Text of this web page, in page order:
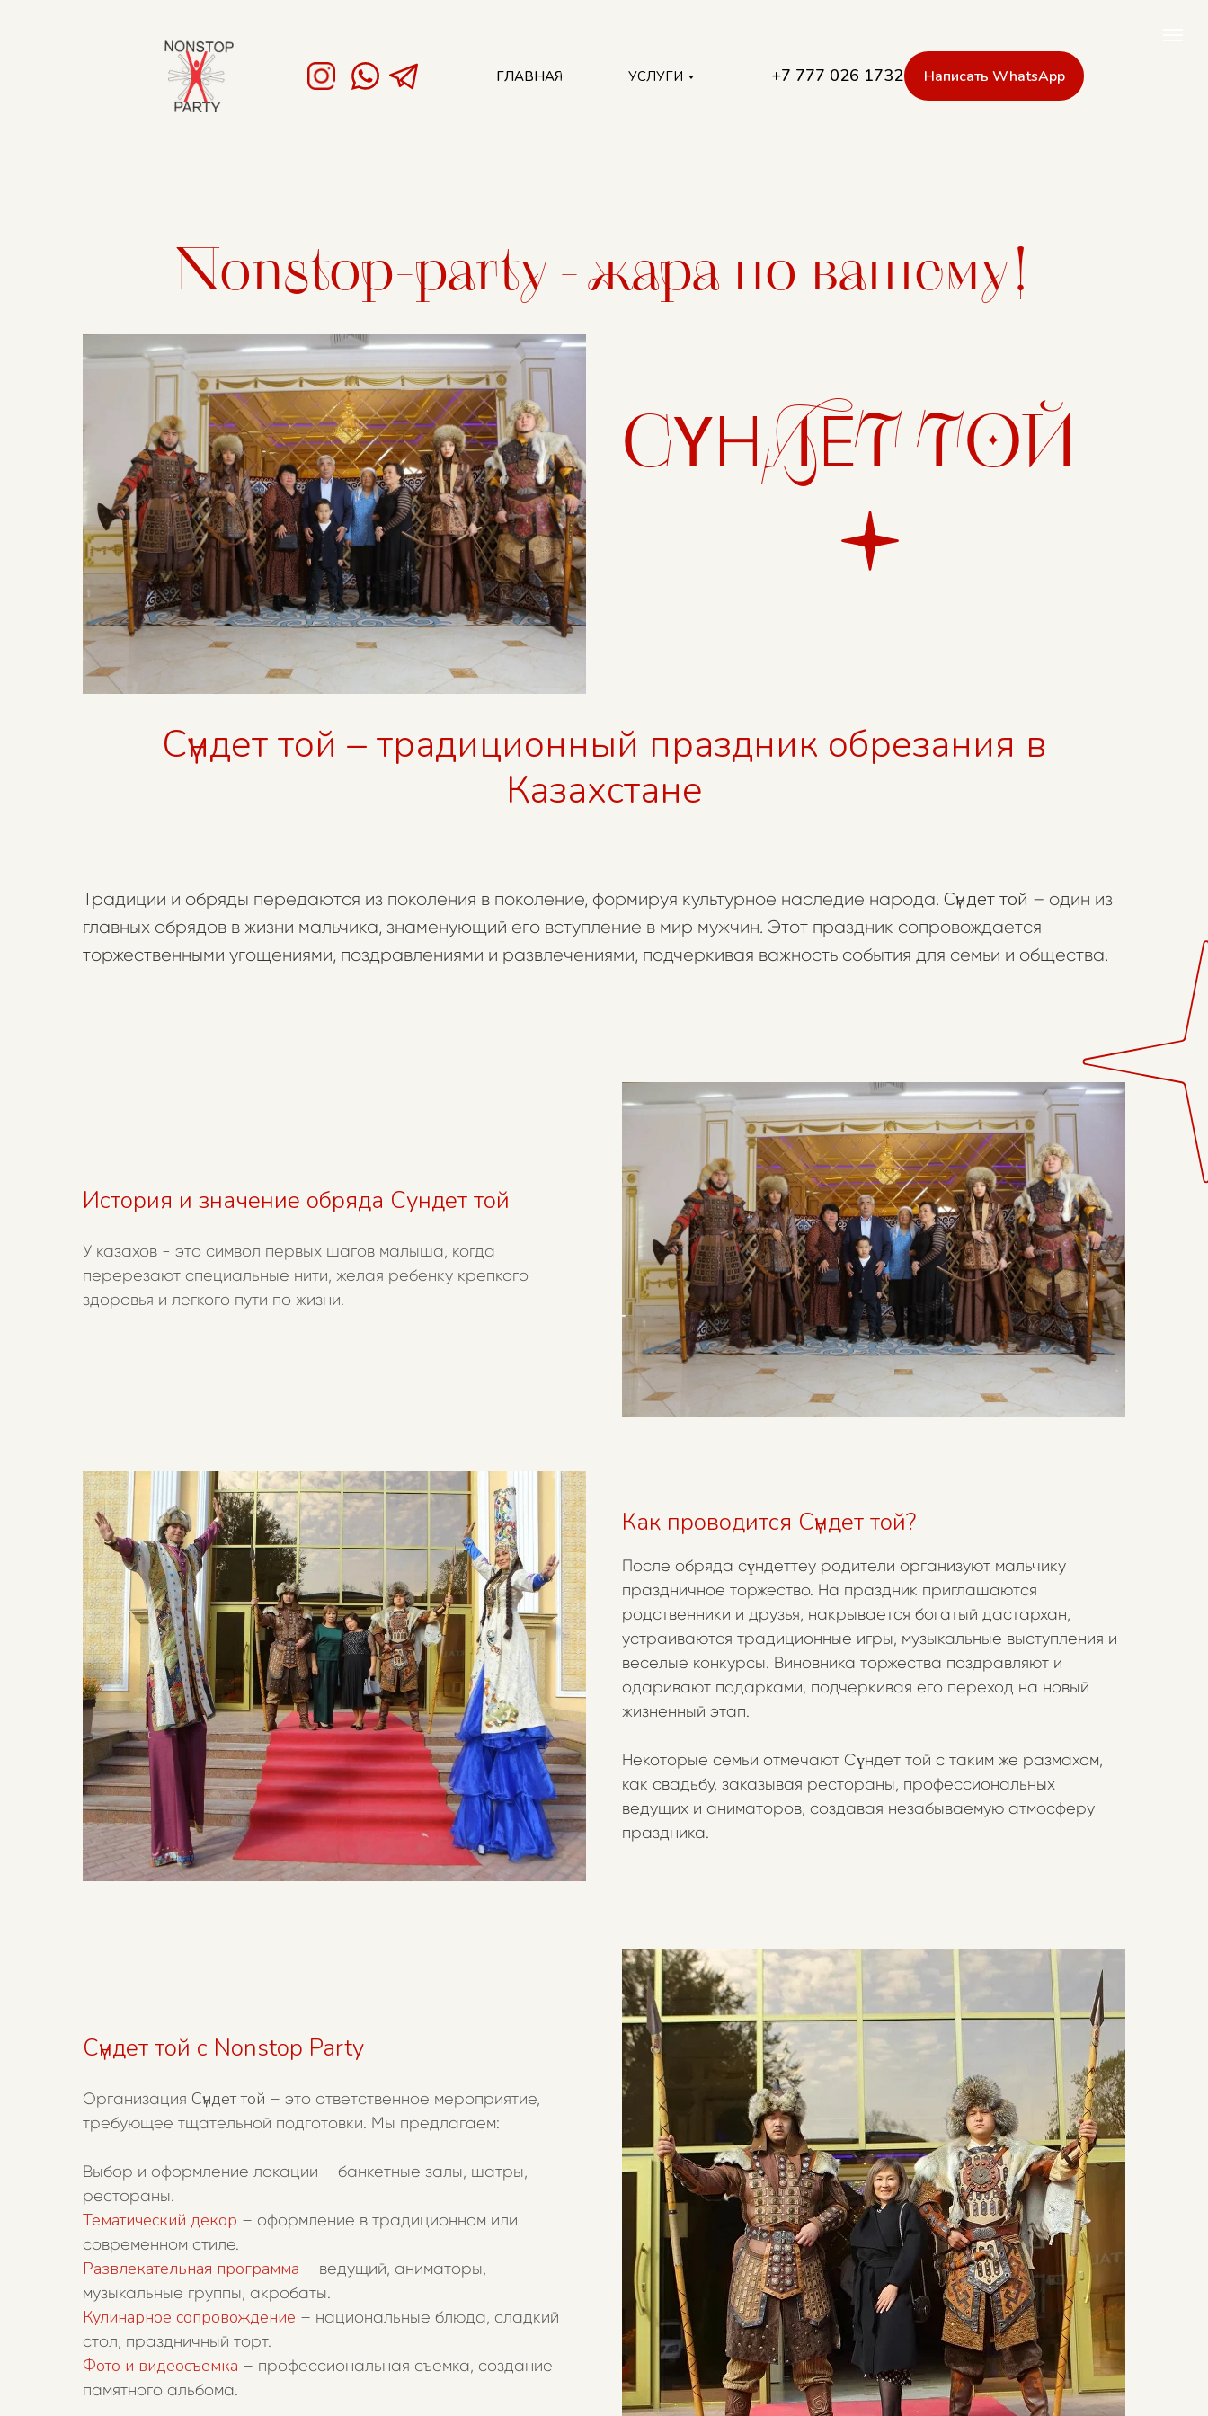
+7 777 026 1732 Написать WhatsApp
ГЛАВНАЯ УСЛУГИ
Nonstop-party - жара по вашему!
СҮНДЕТ ТОЙ
Сүндет той – традиционный праздник обрезания в
Казахстане
Традиции и обряды передаются из поколения в поколение, формируя культурное наследие народа. Сүндет той – один из
главных обрядов в жизни мальчика, знаменующий его вступление в мир мужчин. Этот праздник сопровождается
торжественными угощениями, поздравлениями и развлечениями, подчеркивая важность события для семьи и общества.
История и значение обряда Сундет той
У казахов - это символ первых шагов малыша, когда
перерезают специальные нити, желая ребенку крепкого
здоровья и легкого пути по жизни.
Как проводится Сүндет той?
После обряда сүндеттеу родители организуют мальчику
праздничное торжество. На праздник приглашаются
родственники и друзья, накрывается богатый дастархан,
устраиваются традиционные игры, музыкальные выступления и
веселые конкурсы. Виновника торжества поздравляют и
одаривают подарками, подчеркивая его переход на новый
жизненный этап.
Некоторые семьи отмечают Сүндет той с таким же размахом,
как свадьбу, заказывая рестораны, профессиональных
ведущих и аниматоров, создавая незабываемую атмосферу
праздника.
Сүндет той с Nonstop Party
Организация Сүндет той – это ответственное мероприятие,
требующее тщательной подготовки. Мы предлагаем:
Выбор и оформление локации – банкетные залы, шатры,
рестораны.
Тематический декор – оформление в традиционном или
современном стиле.
Развлекательная программа – ведущий, аниматоры,
музыкальные группы, акробаты.
Кулинарное сопровождение – национальные блюда, сладкий
стол, праздничный торт.
Фото и видеосъемка – профессиональная съемка, создание
памятного альбома.